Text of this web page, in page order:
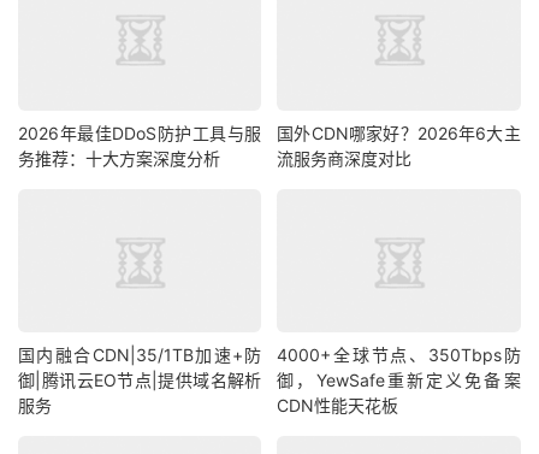
2026年最佳DDoS防护工具与服
务推荐：十大方案深度分析
国外CDN哪家好？2026年6大主
流服务商深度对比
国内融合CDN|35/1TB加速+防
御|腾讯云EO节点|提供域名解析
服务
4000+全球节点、350Tbps防
御，YewSafe重新定义免备案
CDN性能天花板